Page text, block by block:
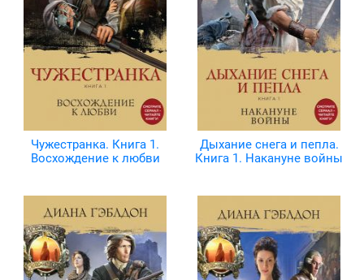
Чужестранка. Книга 1.
Восхождение к любви
Дыхание снега и пепла.
Книга 1. Накануне войны